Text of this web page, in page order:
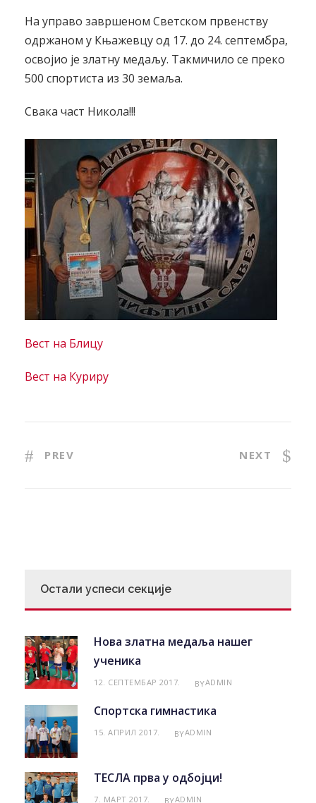
На управо завршеном Светском првенству
одржаном у Књажевцу од 17. до 24. септембра,
освојио је златну медаљу. Такмичило се преко
500 спортиста из 30 земаља.
Свака част Никола!!!
Вест на Блицу
Вест на Куриру
PREV NEXT
Остали успеси секције
Нова златна медаља нашег
ученика
12. СЕПТЕМБАР 2017. BYADMIN
Спортска гимнастика
15. АПРИЛ 2017. BYADMIN
ТЕСЛА прва у одбојци!
7. МАРТ 2017. BYADMIN